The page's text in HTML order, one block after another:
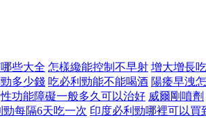
些大全 怎樣纔能控制不早射 增大增長
多少錢 吃必利勁能不能喝酒 陽痿早洩
性功能障礙一般多久可以治好 威爾剛噴劑
勁每隔6天吃一次 印度必利勁哪裡可以買